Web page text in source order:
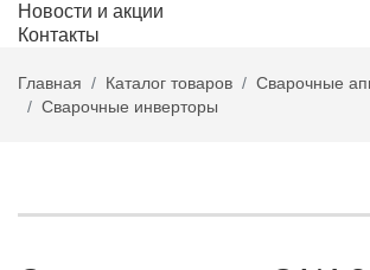
Новости и акции
Контакты
Главная Каталог товаров
Сварочные
Сварочные инверторы